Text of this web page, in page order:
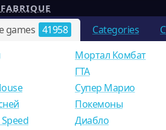
games 41958 Categories
Мортал Комбат
ГТА
Супер Марио
Покемоны
Диабло